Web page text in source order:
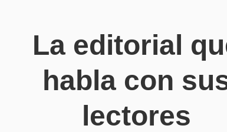
La editorial
habla con
lectores